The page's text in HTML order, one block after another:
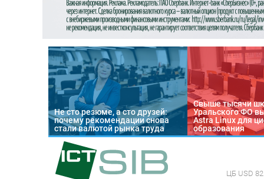
Не сто резюме, а сто друзей:
почему рекомендации снова
стали валютой рынка труда
Свыше тысячи
Уральского ФО
Astra Linux для
образования
ЦБ USD